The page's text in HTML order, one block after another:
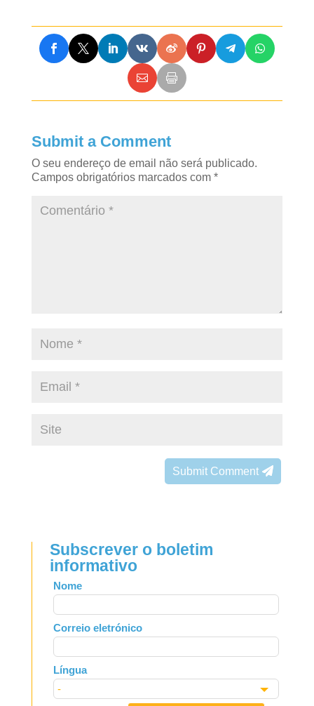
Submit a Comment
O seu endereço de email não será publicado.
Campos obrigatórios marcados com *
Submit Comment
Subscrever o boletim
informativo
Leave
this
field
blank
Nome
Correio eletrónico
Língua